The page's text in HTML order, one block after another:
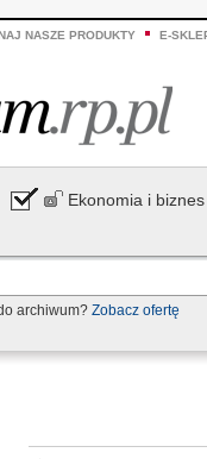
NASZE PRODUKTY E-
Ekonomia i biznes
archiwum? Zobacz ofertę